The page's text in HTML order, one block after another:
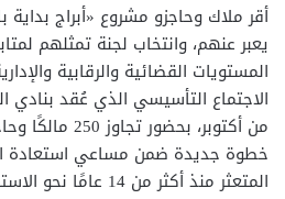
أقر ملاك وحاجزو مشروع «أبراج
يعبر عنهم، وانتخاب لجنة تمثلهم
المستويات القضائية والرقابية
الاجتماع التأسيسي الذي عُقد بنادي
من أكتوبر،
خطوة جديدة ضمن مساعي استعادة
المتعثر منذ أكثر من 14 عامًا نحو الاستكمال.